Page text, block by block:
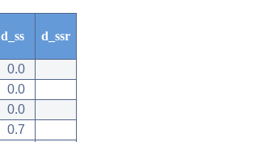
d_ss d_ssr
0.0
0.0
0.0
0.7